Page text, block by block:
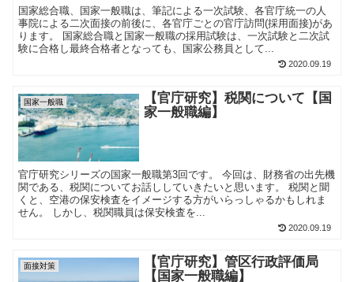
国家総合職、国家一般職は、筆記による一次試験、各官庁統一の人
事院による二次面接の前後に、各官庁ごとの官庁訪問(採用面接)があ
ります。 国家総合職と国家一般職の採用試験は、一次試験と二次試
験に合格し最終合格者となっても、国家公務員として...
2020.09.19
国家一般職
【官庁研究】税関について【国
家一般職編】
官庁研究シリーズの国家一般職第3回です。 今回は、財務省の出先機
関である、税関についてお話ししていきたいと思います。 税関と聞
くと、空港の保安検査をイメージする方がいらっしゃるかもしれま
せん。 しかし、税関職員は保安検査を...
2020.09.19
面接対策
【官庁研究】管区行政評価局
【国家一般職編】